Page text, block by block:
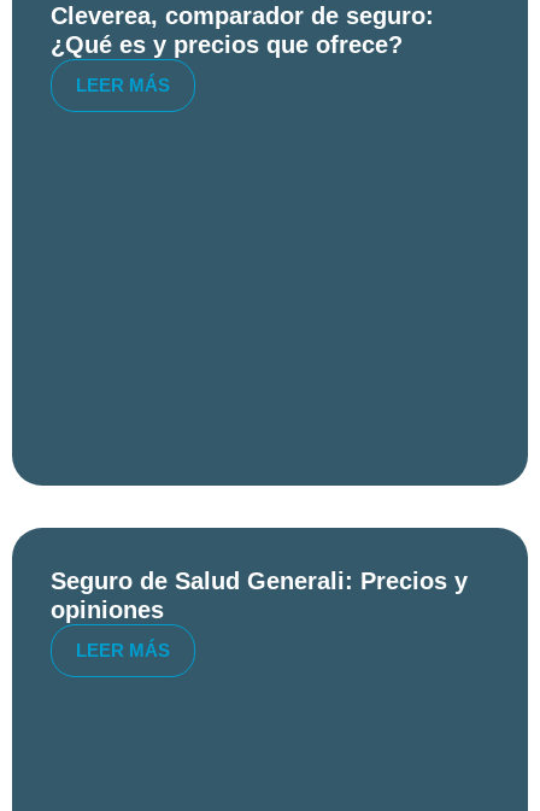
Cleverea, comparador de seguro:
¿Qué es y precios que ofrece?
LEER MÁS
Seguro de Salud Generali: Precios y
opiniones
LEER MÁS